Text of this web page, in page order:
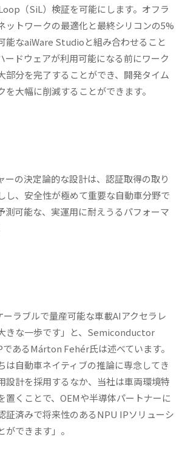
（SiL）検証を可能にします。オフラ
ットワークの最適化と最終シリコンの5%
能なaiWare Studioと組み合わせること
ードウェアが利用可能になる前にワーク
部分を完了することができ、開発タイム
を大幅に削減することができます。
ーの決定論的な設計は、認証取得の取り
し、安全性が極めて重要な自動車分野で
測可能な、実運用に耐えうるパフォーマ
ーラブルで量産可能な車載AIアクセラレ
きな一歩です」と、Semiconductor
あるMárton Fehér氏は述べています。
は自動車ネイティブの推論に専念してき
設計を採用するなか、当社は車両環境特
置くことで、OEMや半導体パートナーに
証済みで将来性のあるNPU IPソリューシ
ができます」。